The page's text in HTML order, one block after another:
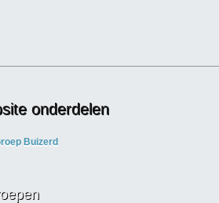
onderdelen
Buizerd